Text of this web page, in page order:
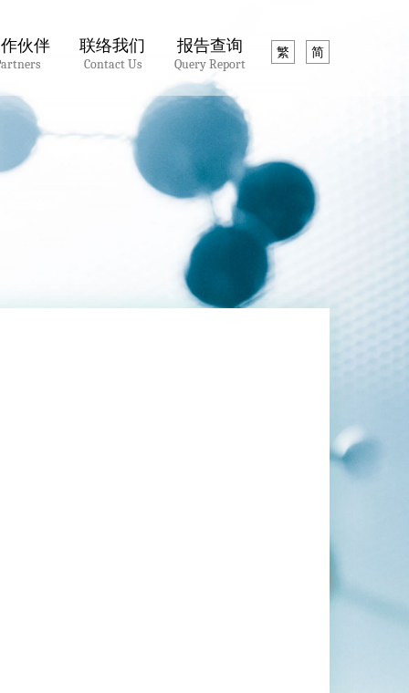
伙伴 联络我们
Contact Us
报告查询
Query Report
繁 简